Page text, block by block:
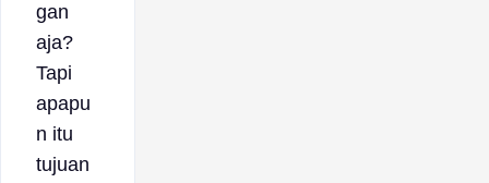
gan
aja?
Tapi
apapu
n itu
tujuan